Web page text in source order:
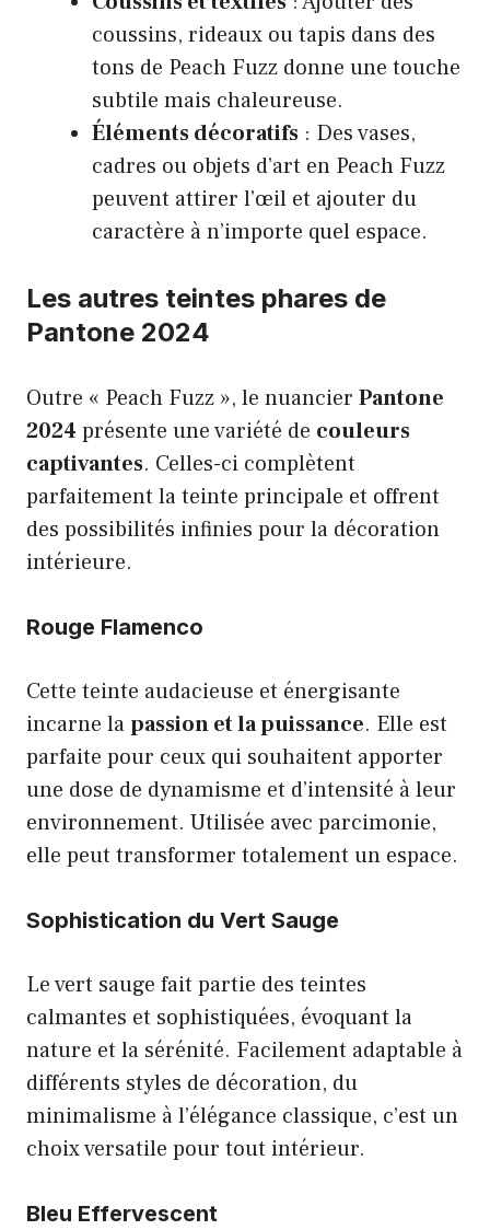
coussins, rideaux ou tapis dans des
tons de Peach Fuzz donne une touche
subtile mais chaleureuse.
Éléments décoratifs : Des vases,
cadres ou objets d’art en Peach Fuzz
peuvent attirer l’œil et ajouter du
caractère à n’importe quel espace.
Les autres teintes phares de
Pantone 2024
Outre « Peach Fuzz », le nuancier Pantone
2024 présente une variété de couleurs
captivantes. Celles-ci complètent
parfaitement la teinte principale et offrent
des possibilités infinies pour la décoration
intérieure.
Rouge Flamenco
Cette teinte audacieuse et énergisante
incarne lapassion et la puissance. Elle est
parfaite pour ceux qui souhaitent apporter
une dose de dynamisme et d’intensité à leur
environnement. Utilisée avec parcimonie,
elle peut transformer totalement un espace.
Sophistication du Vert Sauge
Le vert sauge fait partie des teintes
calmantes et sophistiquées, évoquant la
nature et la sérénité. Facilement adaptable à
différents styles de décoration, du
minimalisme à l’élégance classique, c’est un
choix versatile pour tout intérieur.
Bleu Effervescent